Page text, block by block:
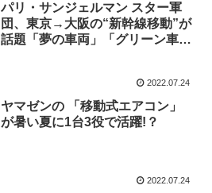
パリ・サンジェルマン スター軍
団、東京→大阪の“新幹線移動”が
話題「夢の車両」「グリーン車
2022.07.24
ヤマゼンの 「移動式エアコン」
が暑い夏に1台3役で活躍!？
2022.07.24